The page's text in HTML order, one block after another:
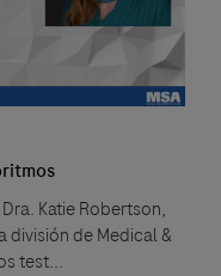
Katie Robertson,
de Medical &
test...